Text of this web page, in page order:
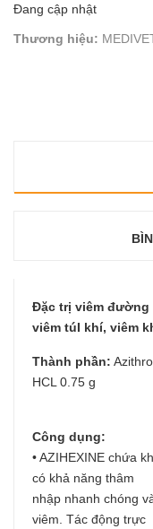
Đang cập nhật
Thương hiệu:
Đặc trị viêm đường
viêm túI khí, viêm
Thành phần:
HCL 0.75 g
Công dụng:
• AZIHEXINE chứa
có khả năng thâm
nhập nhanh chóng
viêm. Tác động trực